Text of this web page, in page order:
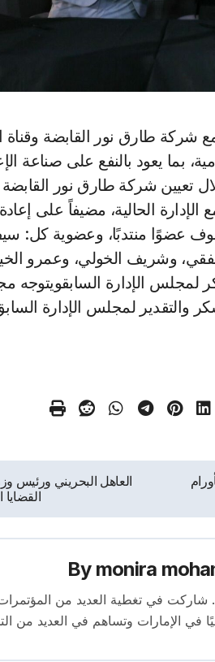
بما يعود بالنفع على صناعة
تعيين شركة طارق نور
الإدارة الحالية، مضيفاً على
عضوًا منتدبًا، وعضوية كل:
وشريف الخولي، وعمرو
لمجلس الإدارة السابقويتوجه
والتقدير لمجلس الإدارة
العاهل البحريني ورئيس
القضايا
By monira
بخبرة تمتد لأكثر من 13 عامًا. شاركت في تغطية العديد
في الإمارات وتساهم في العديد من